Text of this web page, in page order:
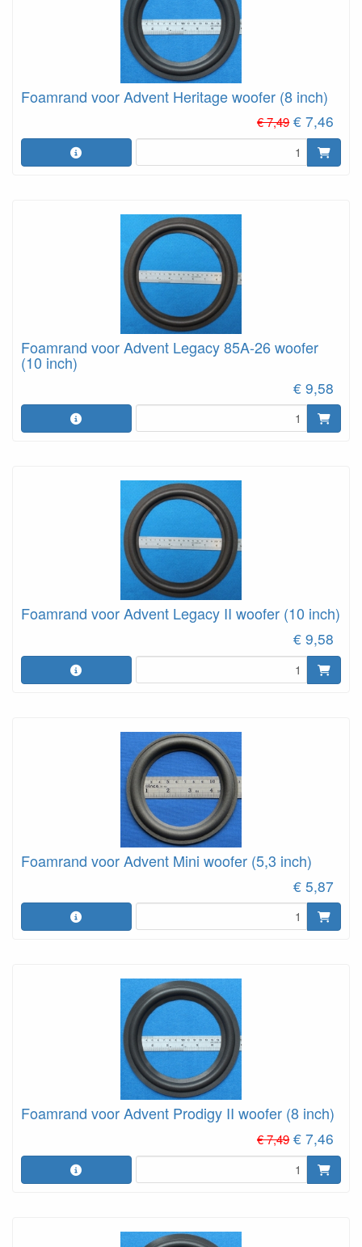
Foamrand voor Advent Heritage woofer (8 inch)
€ 7,49 € 7,46
Foamrand voor Advent Legacy 85A-26 woofer
(10 inch)
€ 9,58
Foamrand voor Advent Legacy II woofer (10 inch)
€ 9,58
Foamrand voor Advent Mini woofer (5,3 inch)
€ 5,87
Foamrand voor Advent Prodigy II woofer (8 inch)
€ 7,49 € 7,46